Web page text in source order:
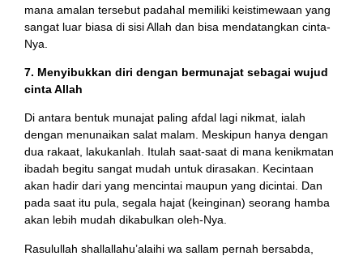
mana amalan tersebut padahal memiliki keistimewaan yang
sangat luar biasa di sisi Allah dan bisa mendatangkan cinta-
Nya.
7. Menyibukkan diri dengan bermunajat sebagai wujud
cinta Allah
Di antara bentuk munajat paling afdal lagi nikmat, ialah
dengan menunaikan salat malam. Meskipun hanya dengan
dua rakaat, lakukanlah. Itulah saat-saat di mana kenikmatan
ibadah begitu sangat mudah untuk dirasakan. Kecintaan
akan hadir dari yang mencintai maupun yang dicintai. Dan
pada saat itu pula, segala hajat (keinginan) seorang hamba
akan lebih mudah dikabulkan oleh-Nya.
Rasulullah shallallahu’alaihi wa sallam pernah bersabda,